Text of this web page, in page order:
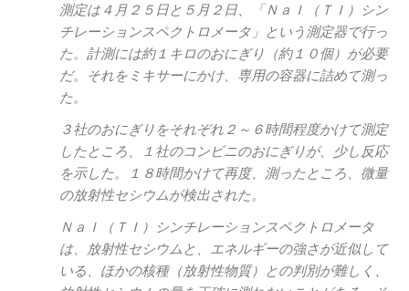
測定は４月２５日と５月２日、「ＮａＩ（ＴＩ）シン
チレーションスペクトロメータ」という測定器で行っ
た。計測には約１キロのおにぎり（約１０個）が必要
だ。それをミキサーにかけ、専用の容器に詰めて測っ
た。
３社のおにぎりをそれぞれ２～６時間程度かけて測定
したところ、１社のコンビニのおにぎりが、少し反応
を示した。１８時間かけて再度、測ったところ、微量
の放射性セシウムが検出された。
ＮａＩ（ＴＩ）シンチレーションスペクトロメータ
は、放射性セシウムと、エネルギーの強さが近似して
いる、ほかの核種（放射性物質）との判別が難しく、